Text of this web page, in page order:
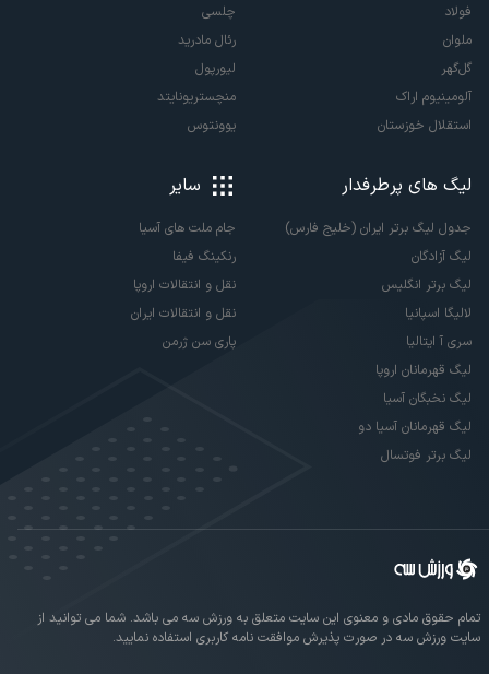
فولاد
ملوان
گل‌گهر
آلومینیوم اراک
استقلال خوزستان
چلسی
رئال مادرید
لیورپول
منچستریونایتد
یوونتوس
لیگ های پرطرفدار
جدول لیگ برتر ایران (خلیج فارس)
لیگ آزادگان
لیگ برتر انگلیس
لالیگا اسپانیا
سری آ ایتالیا
لیگ قهرمانان اروپا
لیگ نخبگان آسیا
لیگ قهرمانان آسیا دو
لیگ برتر فوتسال
سایر
جام ملت های آسیا
رنکینگ فیفا
نقل و انتقالات اروپا
نقل و انتقالات ایران
پاری سن ژرمن
تمام حقوق مادی و معنوی این سایت متعلق به ورزش سه می باشد. شما می توانید از
سایت ورزش سه در صورت پذیرش موافقت نامه کاربری استفاده نمایید.